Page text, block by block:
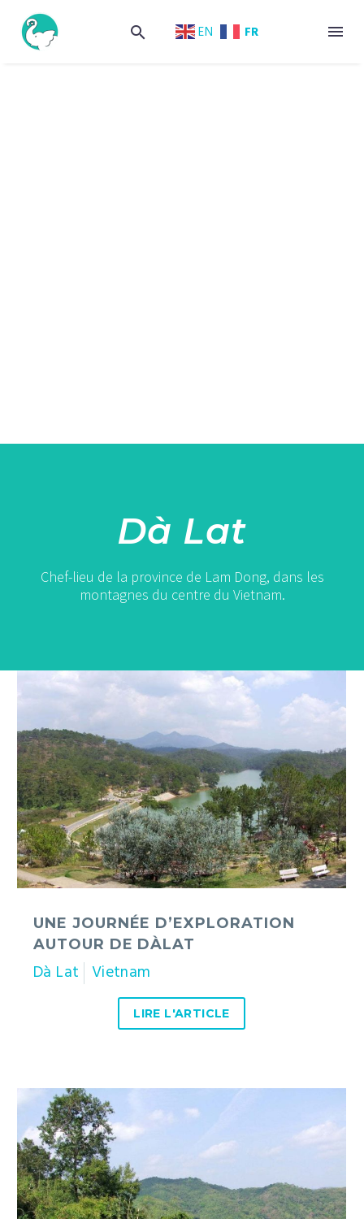
EN FR
Dà Lat
Chef-lieu de la province de Lam Dong, dans les
montagnes du centre du Vietnam.
d’exploration
autour
de
Dàlat
UNE JOURNÉE D’EXPLORATION
AUTOUR DE DÀLAT
Dà Lat Vietnam
LIRE L'ARTICLE
Trajet
jour
:
du
marché